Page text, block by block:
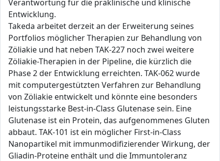
Verantwortung für die präklinische und klinische
Entwicklung.
Takeda arbeitet derzeit an der Erweiterung seines
Portfolios möglicher Therapien zur Behandlung von
Zöliakie und hat neben TAK-227 noch zwei weitere
Zöliakie-Therapien in der Pipeline, die kürzlich die
Phase 2 der Entwicklung erreichten. TAK-062 wurde
mit computergestützten Verfahren zur Behandlung
von Zöliakie entwickelt und könnte eine besonders
leistungsstarke Best-in-Class Glutenase sein. Eine
Glutenase ist ein Protein, das aufgenommenes Gluten
abbaut. TAK-101 ist ein möglicher First-in-Class
Nanopartikel mit immunmodifizierender Wirkung, der
Gliadin-Proteine enthält und die Immuntoleranz